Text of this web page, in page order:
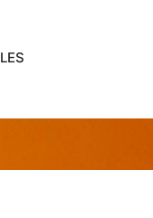
Borgwardt